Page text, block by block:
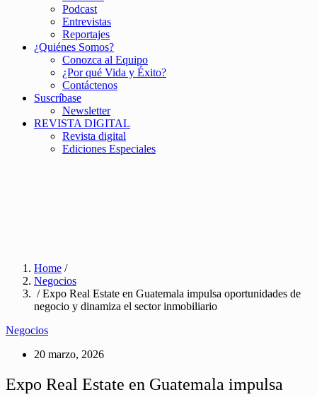
Podcast
Entrevistas
Reportajes
¿Quiénes Somos?
Conozca al Equipo
¿Por qué Vida y Éxito?
Contáctenos
Suscríbase
Newsletter
REVISTA DIGITAL
Revista digital
Ediciones Especiales
Home /
Negocios
/ Expo Real Estate en Guatemala impulsa oportunidades de
negocio y dinamiza el sector inmobiliario
Negocios
20 marzo, 2026
Expo Real Estate en Guatemala impulsa